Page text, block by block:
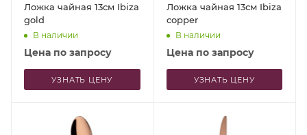
Ложка чайная 13см Ibiza
gold
В наличии
Цена по запросу
УЗНАТЬ ЦЕНУ
Ложка чайная 13см Ibiza
copper
В наличии
Цена по запросу
УЗНАТЬ ЦЕНУ